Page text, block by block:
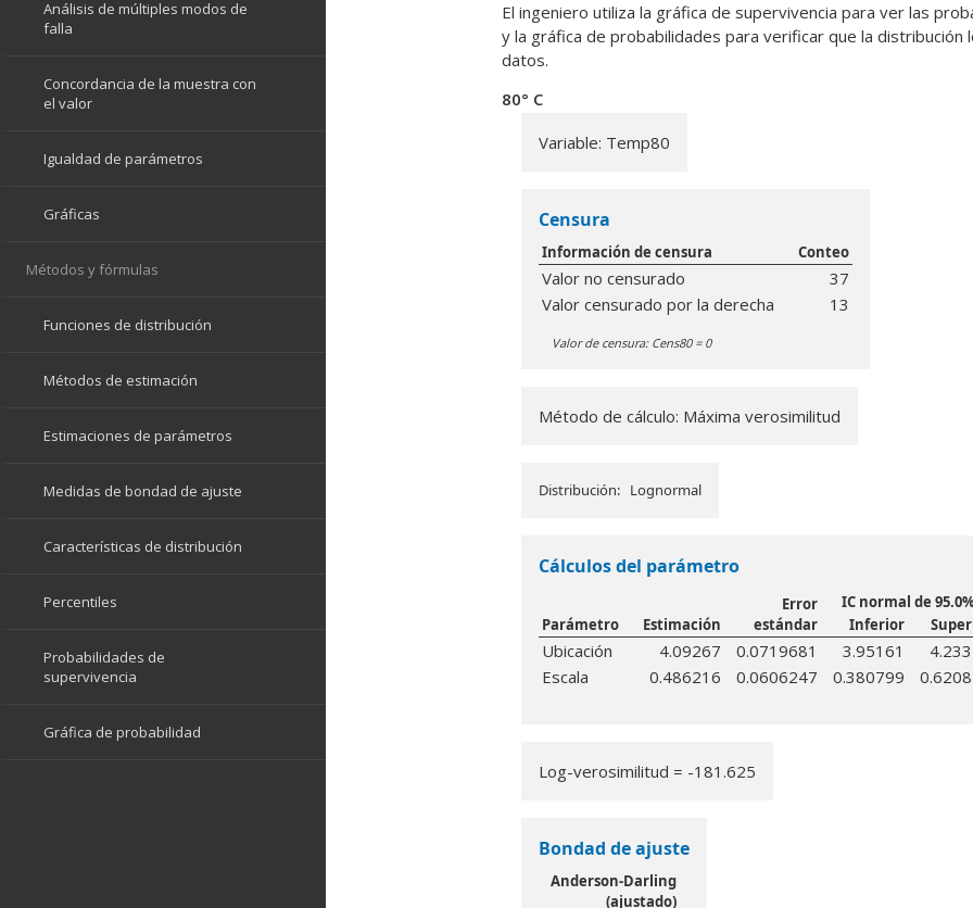
El ingeniero utiliza la gráfica de supervivencia para ver las
y la gráfica de probabilidades para verificar que la distribución
datos.
80° C
Variable: Temp80
Censura
Información de censura Conteo
Valor no censurado
37
Valor censurado por la derecha
13
Valor de censura: Cens80 = 0
Método de cálculo: Máxima verosimilitud
Distribución: Lognormal
Cálculos del parámetro
Error
estándar
IC normal de
Parámetro
Estimación Inferior
Ubicación 4.09267 0.0719681 3.95161
Escala
0.486216 0.0606247 0.380799
Log-verosimilitud = -181.625
Bondad de ajuste
Anderson-Darling
(ajustado)